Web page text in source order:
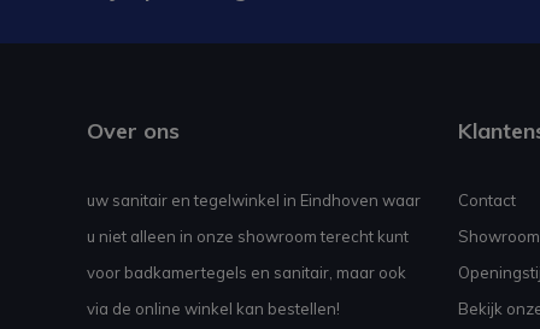
Over ons
uw sanitair en tegelwinkel in Eindhoven waar
u niet alleen in onze showroom terecht kunt
voor badkamertegels en sanitair, maar ook
via de online winkel kan bestellen!
Contact
Bekijk